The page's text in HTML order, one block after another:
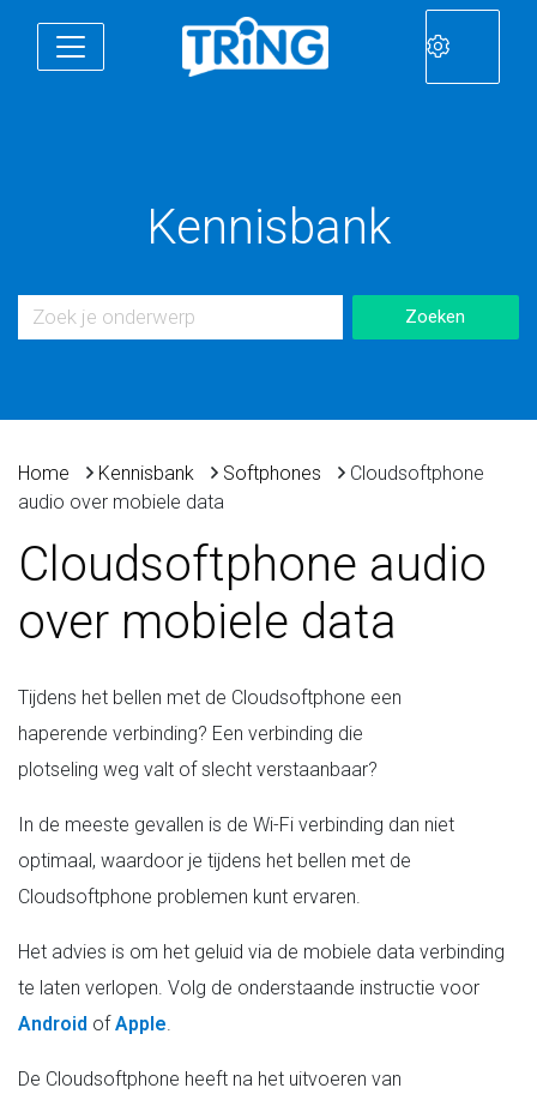
Kennisbank
Home Kennisbank Softphones
Cloudsoftphone
audio over mobiele data
Cloudsoftphone audio
over mobiele data
Tijdens het bellen met de Cloudsoftphone een
haperende verbinding? Een verbinding die
plotseling weg valt of slecht verstaanbaar?
In de meeste gevallen is de Wi-Fi verbinding dan niet
optimaal, waardoor je tijdens het bellen met de
Cloudsoftphone problemen kunt ervaren.
Het advies is om het geluid via de mobiele data verbinding
te laten verlopen. Volg de onderstaande instructie voor
Android ofApple
De Cloudsoftphone heeft na het uitvoeren van